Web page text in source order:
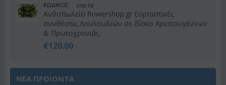
ΚΩΔΙΚΟΣ: chtr16
Ανθοπωλείο flowershop.gr Εορταστικές
συνθέσεις Λουλουδιών σε δίσκο Χριστουγέννων
& Πρωτοχρονιάς.
€120.00
ΝΕΑ ΠΡΟΙΟΝΤΑ